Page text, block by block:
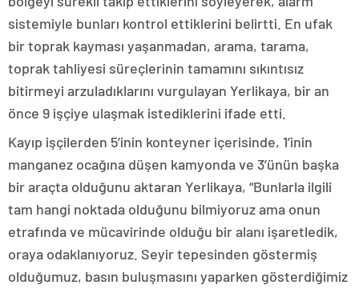
sistemiyle bunları kontrol ettiklerini belirtti. En ufak
bir toprak kayması yaşanmadan, arama, tarama,
toprak tahliyesi süreçlerinin tamamını sıkıntısız
bitirmeyi arzuladıklarını vurgulayan Yerlikaya, bir an
önce 9 işçiye ulaşmak istediklerini ifade etti.
Kayıp işçilerden 5’inin konteyner içerisinde, 1’inin
manganez ocağına düşen kamyonda ve 3’ünün başka
bir araçta olduğunu aktaran Yerlikaya, “Bunlarla ilgili
tam hangi noktada olduğunu bilmiyoruz ama onun
etrafında ve mücavirinde olduğu bir alanı işaretledik,
oraya odaklanıyoruz. Seyir tepesinden göstermiş
olduğumuz, basın buluşmasını yaparken gösterdiğimiz